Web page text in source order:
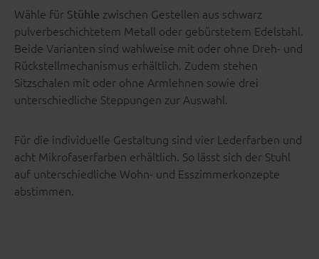
Wähle für Stühle zwischen Gestellen aus schwarz
pulverbeschichtetem Metall oder gebürstetem Edelstahl.
Beide Varianten sind wahlweise mit oder ohne Dreh- und
Rückstellmechanismus erhältlich. Zudem stehen
Sitzschalen mit oder ohne Armlehnen sowie drei
unterschiedliche Steppungen zur Auswahl.
Für die individuelle Gestaltung sind vier Lederfarben und
acht Mikrofaserfarben erhältlich. So lässt sich der Stuhl
auf unterschiedliche Wohn- und Esszimmerkonzepte
abstimmen.